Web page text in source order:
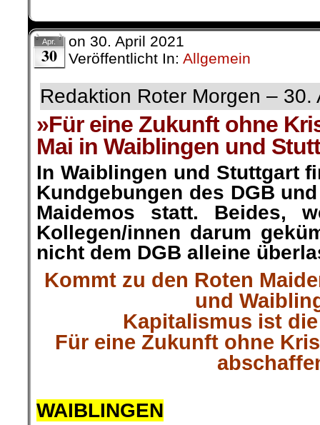
Apr.
30
on 30. April 2021
Veröffentlicht In: Allgemein
Redaktion Roter Morgen – 30.
»Für eine Zukunft ohne
Mai in Waiblingen und
In Waiblingen und Stuttgart
Kundgebungen des DGB
Maidemos statt. Beides,
Kollegen/innen darum
nicht dem DGB alleine
Kommt zu den Roten
und
Kapitalismus ist
Für eine Zukunft ohne
WAIBLINGEN